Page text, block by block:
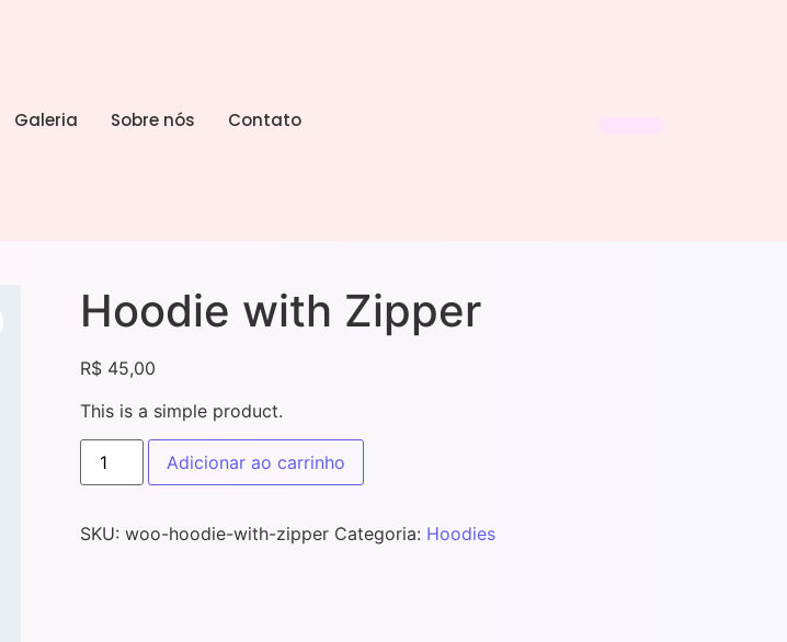
Galeria Sobre nós Contato
Hoodie with Zipper
R$45,00
This is a simple product.
Adicionar ao carrinho
SKU: woo-hoodie-with-zipper Categoria: Hoodies